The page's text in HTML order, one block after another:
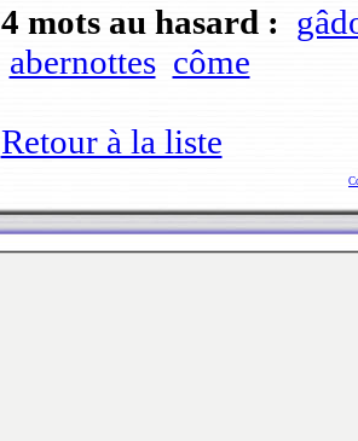
4 mots au hasard :
abernottes côme
Retour à la liste